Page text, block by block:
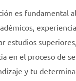
es fundamental
estudios
en el proceso de
y tu